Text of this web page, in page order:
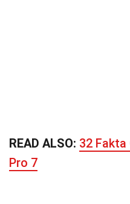
READ ALSO: 32
Pro 7